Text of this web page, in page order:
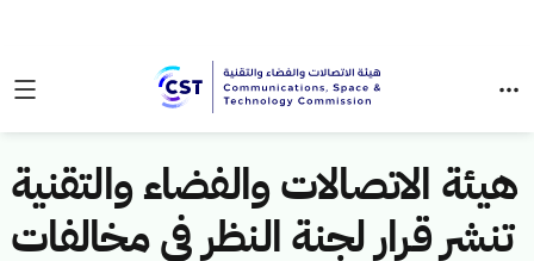
هيئة الاتصالات والفضاء والتقنية
تنشر قرار لجنة النظر في مخالفات